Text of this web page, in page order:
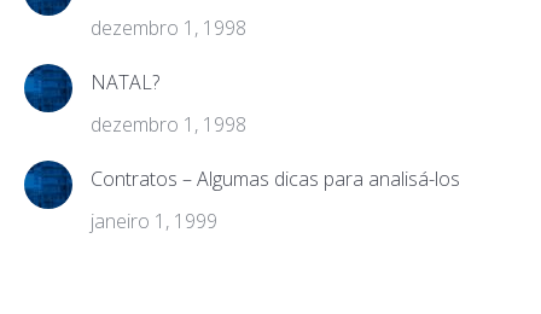
dezembro 1, 1998
NATAL?
dezembro 1, 1998
Contratos – Algumas dicas para analisá-los
janeiro 1, 1999